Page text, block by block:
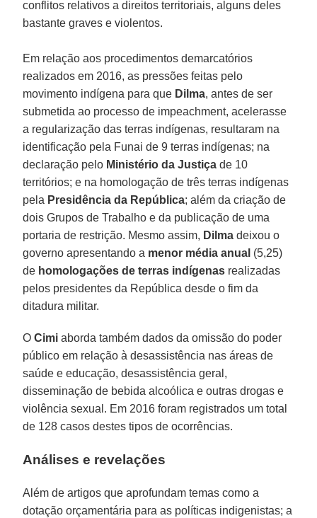
conflitos relativos a direitos territoriais, alguns deles
bastante graves e violentos.
Em relação aos procedimentos demarcatórios
realizados em 2016, as pressões feitas pelo
movimento indígena para que Dilma, antes de ser
submetida ao processo de impeachment, acelerasse
a regularização das terras indígenas, resultaram na
identificação pela Funai de 9 terras indígenas; na
declaração pelo Ministério da Justiça de 10
territórios; e na homologação de três terras indígenas
pela Presidência da República; além da criação de
dois Grupos de Trabalho e da publicação de uma
portaria de restrição. Mesmo assim, Dilma deixou o
governo apresentando a menor média anual (5,25)
de homologações de terras indígenas realizadas
pelos presidentes da República desde o fim da
ditadura militar.
OCimi aborda também dados da omissão do poder
público em relação à desassistência nas áreas de
saúde e educação, desassistência geral,
disseminação de bebida alcoólica e outras drogas e
violência sexual. Em 2016 foram registrados um total
de 128 casos destes tipos de ocorrências.
Análises e revelações
Além de artigos que aprofundam temas como a
dotação orçamentária para as políticas indigenistas; a